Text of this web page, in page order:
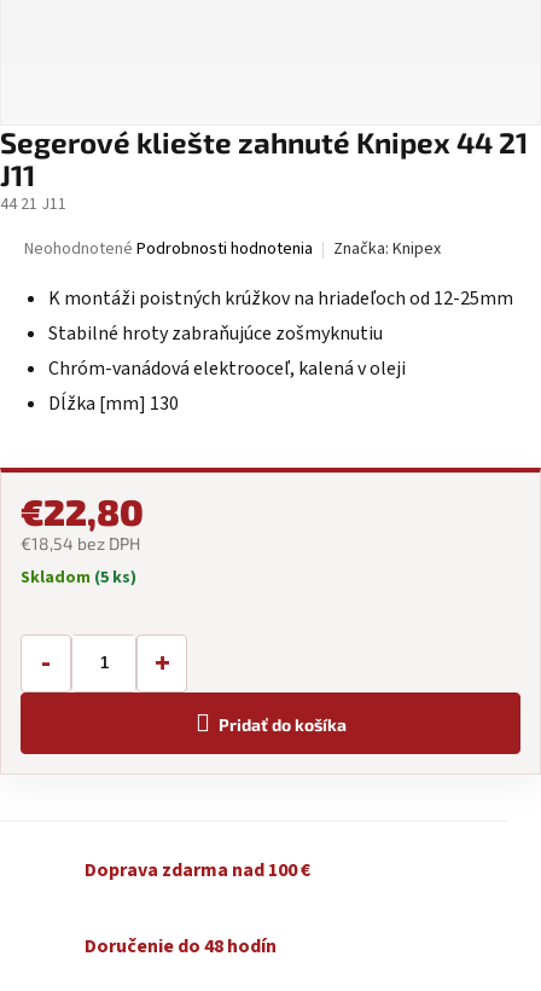
Segerové kliešte zahnuté Knipex 44 21
J11
44 21 J11
Priemerné
produktu
0,0
z
hviezdičiek.
Neohodnotené Podrobnosti hodnotenia Značka: Knipex
K montáži poistných krúžkov na hriadeľoch od 12-25mm
Stabilné hroty zabraňujúce zošmyknutiu
Chróm-vanádová elektrooceľ, kalená v oleji
Dĺžka [mm] 130
€22,80
€18,54 bez DPH
Jednotková
Skladom (5 ks)
- +
Pridať do košíka
Doprava zdarma nad 100 €
Doručenie do 48 hodín